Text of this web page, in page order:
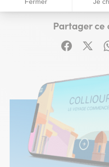
Partager ce
Partager